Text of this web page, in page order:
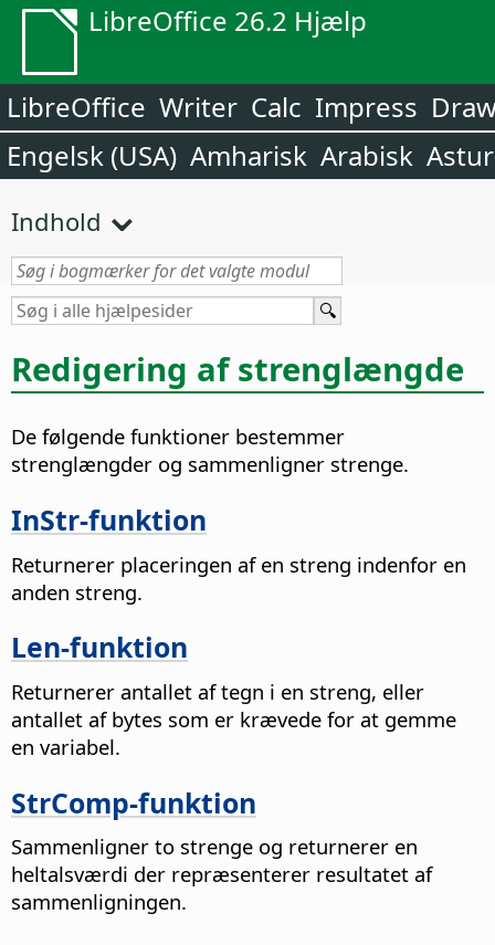
LibreOffice 26.2 Hjælp
LibreOffice Writer Calc Impress
Engelsk (USA) Amharisk Arabisk
Indhold
Redigering af strenglængde
De følgende funktioner bestemmer
strenglængder og sammenligner strenge.
InStr-funktion
Returnerer placeringen af en streng indenfor en
anden streng.
Len-funktion
Returnerer antallet af tegn i en streng, eller
antallet af bytes som er krævede for at gemme
en variabel.
StrComp-funktion
Sammenligner to strenge og returnerer en
heltalsværdi der repræsenterer resultatet af
sammenligningen.